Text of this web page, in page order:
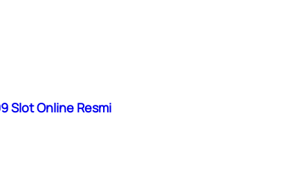
Slot Online Resmi